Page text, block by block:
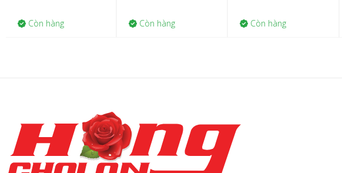
Còn hàng Còn hàng Còn hàng